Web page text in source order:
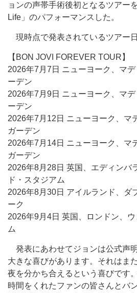
ョンの声帯手術後初となるツアー
Life」のパフォーマンスした。
現時点で発表されているツアー
【BON JOVI FOREVER TOUR】
2026年7月7日 ニューヨーク、マ
ーデン
2026年7月9日 ニューヨーク、マ
ーデン
2026年7月12日 ニューヨーク、マ
ガーデン
2026年7月14日 ニューヨーク、マ
ガーデン
2026年8月28日 英国、エディンバ
ド・スタジアム
2026年8月30日 アイルランド、ダ
ーク
2026年9月4日 英国、ロンドン、
ム
発表にあわせてジョンは公式声
大きな喜びがあります。それはま
夜を分かち合えるという喜びです
時間をくれたファンの皆さんとバ